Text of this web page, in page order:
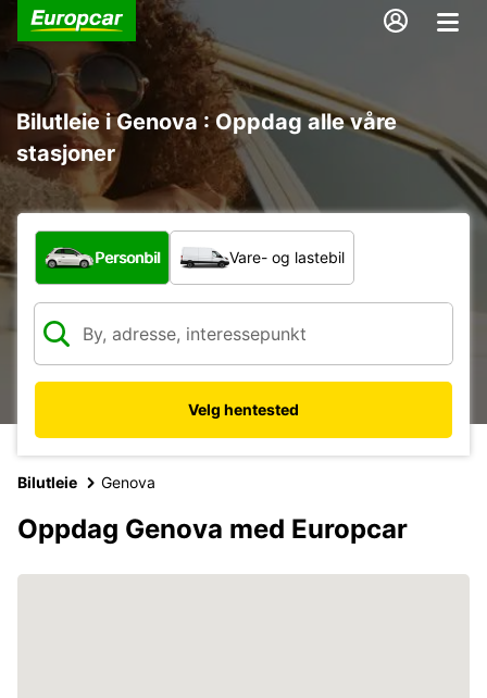
Bilutleie i Genova : Oppdag alle våre
stasjoner
Hvilken type bil?
Personbil Vare- og lastebil
Velg hentested
Bilutleie Genova
Oppdag Genova med Europcar